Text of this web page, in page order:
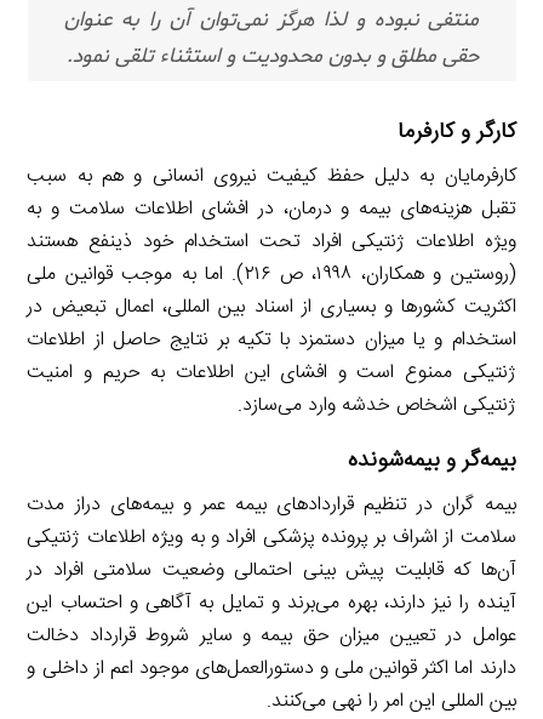
منتفی نبوده و لذا هرگز نمی‌توان آن را به عنوان
حقی مطلق و بدون محدودیت و استثناء تلقی نمود.
کارگر و کارفرما
کارفرمایان به دلیل حفظ کیفیت نیروی انسانی و هم به سبب
تقبل هزینه‌های بیمه و درمان، در افشای اطلاعات سلامت و به
ویژه اطلاعات ژنتیکی افراد تحت استخدام خود ذینفع هستند
(روستین و همکاران، ۱۹۹۸، ص ۲۱۶). اما به موجب قوانین ملی
اکثریت کشورها و بسیاری از اسناد بین المللی، اعمال تبعیض در
استخدام و یا میزان دستمزد با تکیه بر نتایج حاصل از اطلاعات
ژنتیکی ممنوع است و افشای این اطلاعات به حریم و امنیت
ژنتیکی اشخاص خدشه وارد می‌سازد.
بیمه‌گر و بیمه‌شونده
بیمه گران در تنظیم قراردادهای بیمه عمر و بیمه‌های دراز مدت
سلامت از اشراف بر پرونده پزشکی افراد و به ویژه اطلاعات ژنتیکی
آن‌ها که قابلیت پیش بینی احتمالی وضعیت سلامتی افراد در
آینده را نیز دارند، بهره می‌برند و تمایل به آگاهی و احتساب این
عوامل در تعیین میزان حق بیمه و سایر شروط قرارداد دخالت
دارند اما اکثر قوانین ملی و دستورالعمل‌های موجود اعم از داخلی و
بین المللی این امر را نهی می‌کنند.